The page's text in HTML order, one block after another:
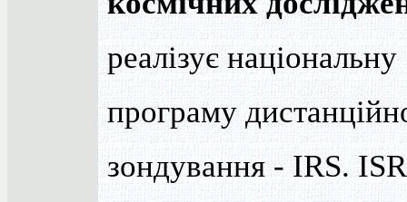
реалізує національну
програму
зондування - IRS.